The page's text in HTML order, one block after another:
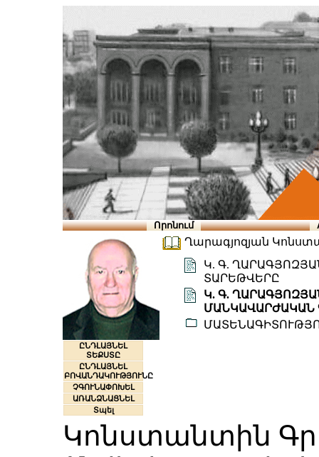
Որոնում
ԸՆԴԼԱՅՆԵԼ
ՏԵՔՍՏԸ
ԸՆԴԼԱՅՆԵԼ
ԲՈՎԱՆԴԱԿՈՒԹՅՈՒՆԸ
ՉԳՈՒՆԱՓՈԽԵԼ
ԱՌԱՆՁՆԱՑՆԵԼ
Տպել
Ղարագյոզյան
Կ. Գ.
ՏԱՐԵԹՎԵՐԸ
Կ. Գ.
ՄԱՆԿԱՎԱՐԺԱԿԱՆ
Կոնստանտին